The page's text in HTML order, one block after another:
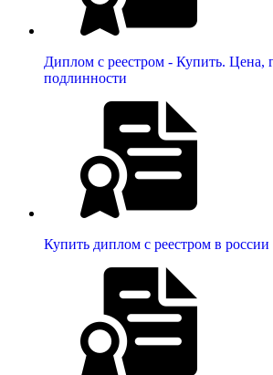
Диплом с реестром - Купить. Цена,
подлинности
Купить диплом с реестром в россии